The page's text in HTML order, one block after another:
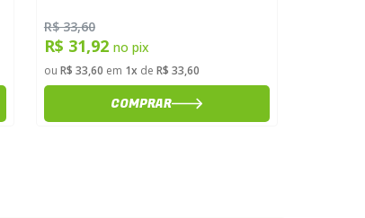
R$ 33,60
R$ 31,92 no pix
ou R$ 33,60 em 1xde R$ 33,60
COMPRAR